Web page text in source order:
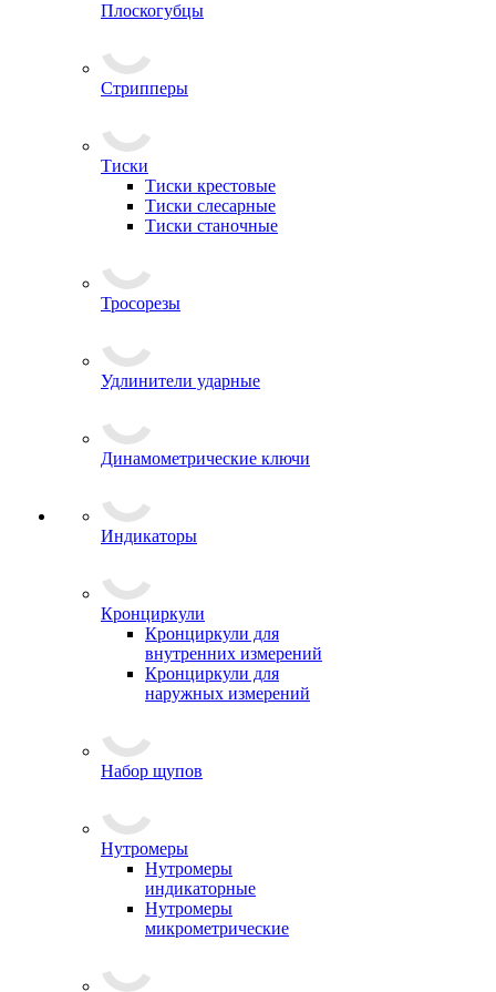
Плоскогубцы
Стрипперы
Тиски
Тиски крестовые
Тиски слесарные
Тиски станочные
Тросорезы
Удлинители ударные
Динамометрические ключи
Индикаторы
Кронциркули
Кронциркули для
внутренних измерений
Кронциркули для
наружных измерений
Набор щупов
Нутромеры
Нутромеры
индикаторные
Нутромеры
микрометрические